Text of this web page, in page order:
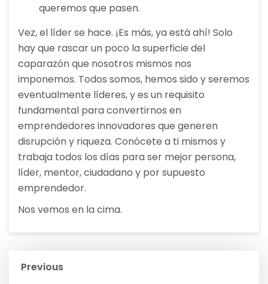
queremos que pasen.
Vez, el líder se hace. ¡Es más, ya está ahí! Solo
hay que rascar un poco la superficie del
caparazón que nosotros mismos nos
imponemos. Todos somos, hemos sido y seremos
eventualmente líderes, y es un requisito
fundamental para convertirnos en
emprendedores innovadores que generen
disrupción y riqueza. Conócete a ti mismos y
trabaja todos los días para ser mejor persona,
líder, mentor, ciudadano y por supuesto
emprendedor.
Nos vemos en la cima.
Navegación
Previous